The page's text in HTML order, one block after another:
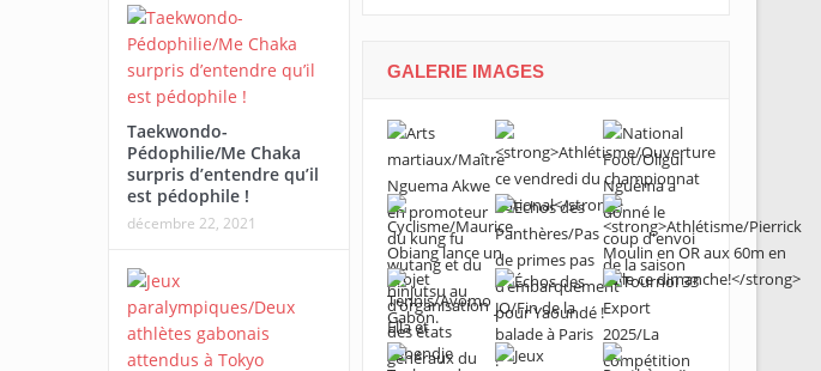
Taekwondo-
Pédophilie/Me Chaka
surpris d’entendre qu’il
est pédophile !
décembre 22, 2021
GALERIE IMAGES